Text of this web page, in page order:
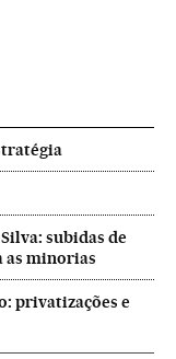
subidas de
as minorias
privatizações e